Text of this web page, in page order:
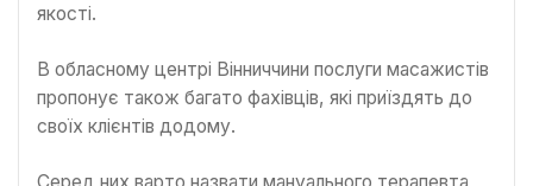
якості.
В обласному центрі Вінниччини послуги масажистів
пропонує також багато фахівців, які приїздять до
своїх клієнтів додому.